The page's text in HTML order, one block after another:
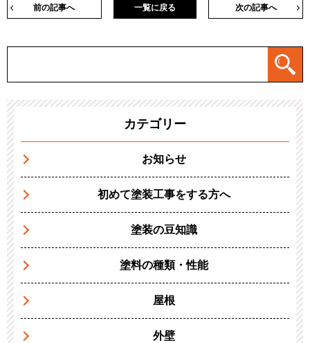
前の記事へ 次の記事へ
一覧に戻る
カテゴリー
お知らせ
初めて塗装工事をする方へ
塗装の豆知識
塗料の種類・性能
屋根
外壁